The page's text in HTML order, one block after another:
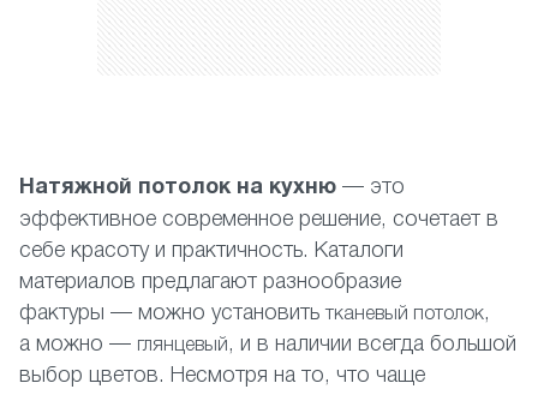
Н атяжной потолок на кухню — это
эффективное современное решение, сочетает в
себе красоту и практичность. Каталоги
материалов предлагают разнообразие
фактуры — можно установитьтканевый потолок,
а можно — глянцевый , и в наличии всегда большой
выбор цветов. Несмотря на то, что чаще